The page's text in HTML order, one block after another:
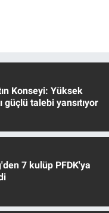
Konseyi: Yüksek
güçlü talebi yansıtıyor
7 kulüp PFDK'ya